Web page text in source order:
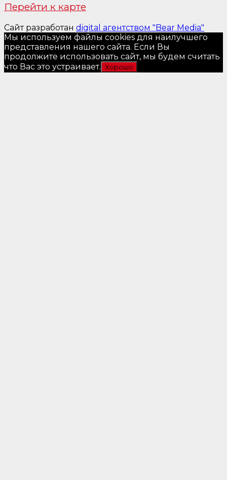
Перейти к карте
Сайт разработан digital агентством "Bear Media"
Мы используем файлы cookies для наилучшего
представления нашего сайта. Если Вы
продолжите использовать сайт, мы будем считать
что Вас это устраивает. Хорошо